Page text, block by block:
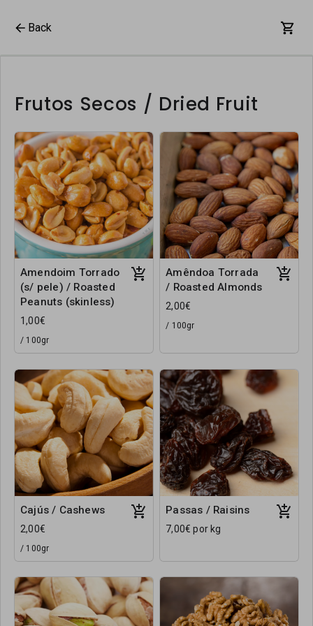
Back
Frutos Secos / Dried Fruit
Amendoim Torrado
(s/ pele) / Roasted
Peanuts (skinless)
1,00€
/ 100gr
Amêndoa Torrada
/ Roasted Almonds
2,00€
/ 100gr
Cajús / Cashews
2,00€
/ 100gr
Passas / Raisins
7,00€ por kg